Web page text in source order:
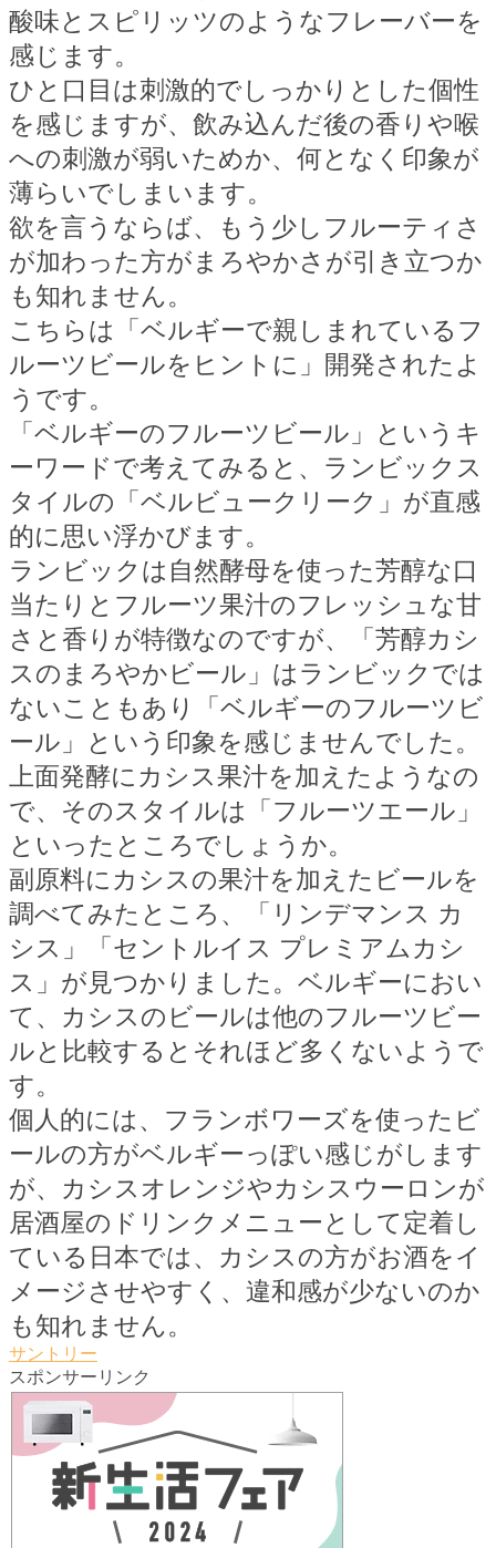
酸味とスピリッツのようなフレーバーを
感じます。
ひと口目は刺激的でしっかりとした個性
を感じますが、飲み込んだ後の香りや喉
への刺激が弱いためか、何となく印象が
薄らいでしまいます。
欲を言うならば、もう少しフルーティさ
が加わった方がまろやかさが引き立つか
も知れません。
こちらは「ベルギーで親しまれているフ
ルーツビールをヒントに」開発されたよ
うです。
「ベルギーのフルーツビール」というキ
ーワードで考えてみると、ランビックス
タイルの「ベルビュークリーク」が直感
的に思い浮かびます。
ランビックは自然酵母を使った芳醇な口
当たりとフルーツ果汁のフレッシュな甘
さと香りが特徴なのですが、「芳醇カシ
スのまろやかビール」はランビックでは
ないこともあり「ベルギーのフルーツビ
ール」という印象を感じませんでした。
上面発酵にカシス果汁を加えたようなの
で、そのスタイルは「フルーツエール」
といったところでしょうか。
副原料にカシスの果汁を加えたビールを
調べてみたところ、「リンデマンス カ
シス」「セントルイス プレミアムカシ
ス」が見つかりました。ベルギーにおい
て、カシスのビールは他のフルーツビー
ルと比較するとそれほど多くないようで
す。
個人的には、フランボワーズを使ったビ
ールの方がベルギーっぽい感じがします
が、カシスオレンジやカシスウーロンが
居酒屋のドリンクメニューとして定着し
ている日本では、カシスの方がお酒をイ
メージさせやすく、違和感が少ないのか
も知れません。
サントリー
スポンサーリンク